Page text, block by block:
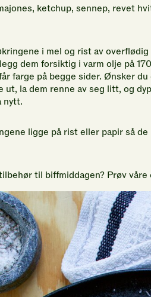
ketchup, sennep, revet
i mel og rist av
dem forsiktig i varm olje på
farge på begge sider. Ønsker
ut, la dem renne av seg litt, og
nytt.
ligge på rist eller papir så
til biffmiddagen? Prøv